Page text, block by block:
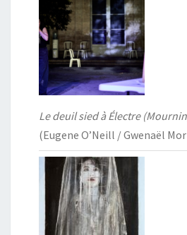
Le deuil sied à Électre
(Eugene O’Neill / Gwenaël